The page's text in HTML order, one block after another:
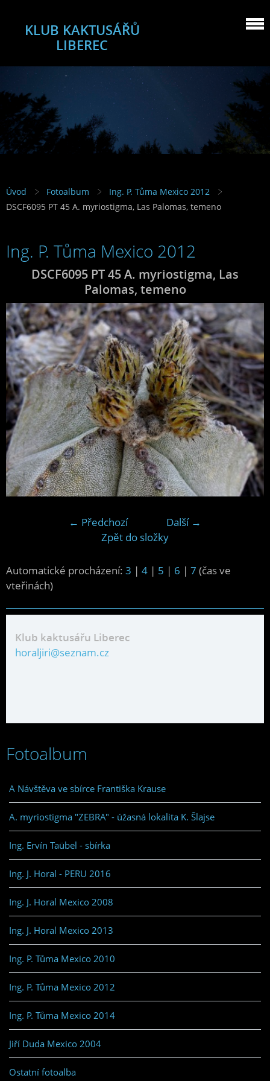
KLUB KAKTUSÁŘŮ
LIBEREC
Úvod Fotoalbum
Ing. P. Tůma Mexico 2012
DSCF6095 PT 45 A. myriostigma, Las Palomas, temeno
Ing. P. Tůma Mexico 2012
DSCF6095 PT 45 A. myriostigma, Las
Palomas, temeno
← Předchozí
Další →
Zpět do složky
Automatické procházení: 3 | 4 | 5 | 6 | 7 (čas ve
vteřinách)
Klub kaktusářu Liberec
horaljiri@seznam.cz
Fotoalbum
A Návštěva ve sbírce Františka Krause
A. myriostigma "ZEBRA" - úžasná lokalita K. Šlajse
Ing. Ervín Taübel - sbírka
Ing. J. Horal - PERU 2016
Ing. J. Horal Mexico 2008
Ing. J. Horal Mexico 2013
Ing. P. Tůma Mexico 2010
Ing. P. Tůma Mexico 2012
Ing. P. Tůma Mexico 2014
Jiří Duda Mexico 2004
Ostatní fotoalba